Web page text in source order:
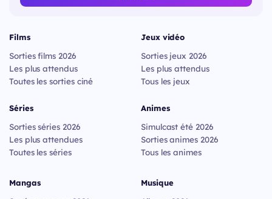
Films
Sorties films 2026
Les plus attendus
Toutes les sorties ciné
Séries
Sorties séries 2026
Les plus attendues
Toutes les séries
Jeux vidéo
Sorties jeux 2026
Les plus attendus
Tous les jeux
Animes
Simulcast été 2026
Sorties animes 2026
Tous les animes
Mangas Musique